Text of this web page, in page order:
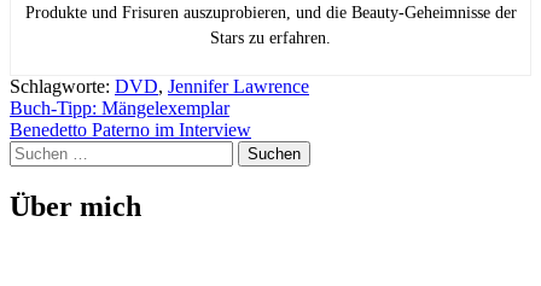
Produkte und Frisuren auszuprobieren, und die Beauty-Geheimnisse der
Stars zu erfahren.
Schlagworte: DVD, Jennifer Lawrence
Beitragsnavigation
Buch-Tipp: Mängelexemplar
Benedetto Paterno im Interview
Suchen
nach:
Über mich